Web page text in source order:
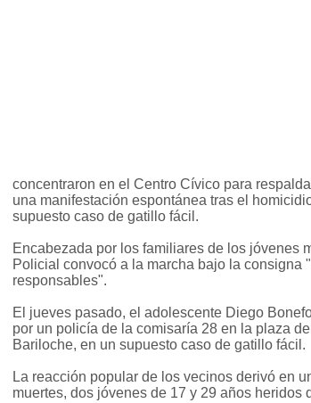
concentraron en el Centro Cívico para
una manifestación espontánea tras el
supuesto caso de gatillo fácil.
Encabezada por los familiares de los jóvenes
Policial convocó a la marcha bajo la consigna
responsables".
El jueves pasado, el adolescente Diego
por un policía de la comisaría 28 en la plaza
Bariloche, en un supuesto caso de gatillo fácil.
La reacción popular de los vecinos derivó en
muertes, dos jóvenes de 17 y 29 años heridos